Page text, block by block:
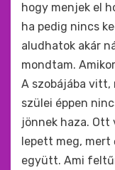
hogy menjek el
ha pedig nincs
aludhatok akár
mondtam.
A szobájába vitt,
szülei éppen
jönnek haza. Ott
lepett meg,
együtt. Ami